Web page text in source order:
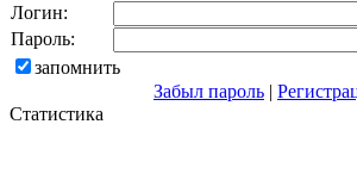
Логин:
Пароль:
запомнить
Забыл пароль |
Статистика